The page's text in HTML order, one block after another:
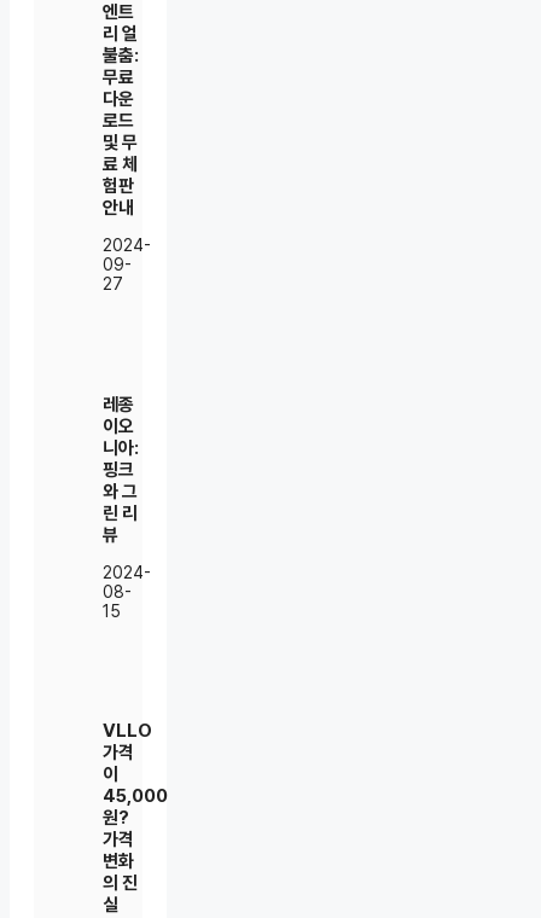
엔트
리 얼
불춤:
무료
다운
로드
및 무
료 체
험판
안내
2024-
09-
27
레종
이오
니아:
핑크
와 그
린 리
뷰
2024-
08-
15
VLLO
가격
이
45,000
원?
가격
변화
의 진
실